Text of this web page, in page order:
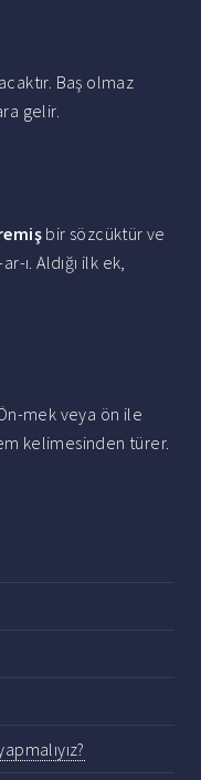
Baş olmaz
gelir.
bir sözcüktür ve
ı. Aldığı ilk ek,
mek veya ön ile
kelimesinden türer.